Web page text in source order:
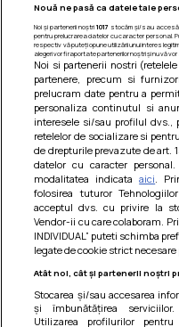
Barcute din
Un deliciu usor de
Nouă ne pasă ca datele tale
Noi și partenerii noștri 1017 stocăm și/sau
pentru prelucrarea datelor cu caracter personal.
respectiv vă puteți opune utilizării unui interes
alegeri vor fi raportate partenerilor noștri și nu vă
Noi si partenerii nostri
partenere, precum si
prelucram date pentru a
personaliza continutul si
interesele si/sau profilul
retelelor de socializare si
de drepturile prevazute de art.
datelor cu caracter
modalitatea indicataaici .
folosirea tuturor
acceptul dvs. cu privire la
Vendor-ii cu care colaboram.
INDIVIDUAL” puteti schimba
legate de cookie strict
Atât noi, cât și partenerii noștri
Stocarea și/sau accesarea
și îmbunătățirea serviciilor.
Utilizarea profilurilor